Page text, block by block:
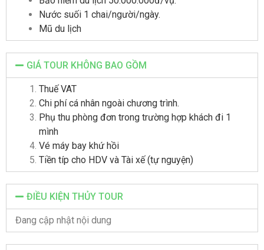
Nước suối 1 chai/người/ngày.
Mũ du lịch
GIÁ TOUR KHÔNG BAO GỒM
Thuế VAT
Chi phí cá nhân ngoài chương trình.
Phụ thu phòng đơn trong trường hợp khách đi 1
mình
Vé máy bay khứ hồi
Tiền típ cho HDV và Tài xế (tự nguyện)
ĐIỀU KIỆN THỦY TOUR
Đang cập nhật nội dung